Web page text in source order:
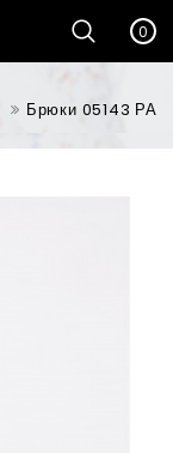
0
Брюки 05143 РА